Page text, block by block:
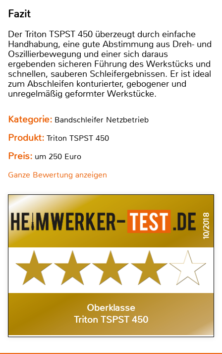
Fazit
Der Triton TSPST 450 überzeugt durch einfache
Handhabung, eine gute Abstimmung aus Dreh- und
Oszillierbewegung und einer sich daraus
ergebenden sicheren Führung des Werkstücks und
schnellen, sauberen Schleifergebnissen. Er ist ideal
zum Abschleifen konturierter, gebogener und
unregelmäßig geformter Werkstücke.
Kategorie: Bandschleifer Netzbetrieb
Produkt: Triton TSPST 450
Preis: um 250 Euro
Ganze Bewertung anzeigen
10/2018
Oberklasse
Triton TSPST 450